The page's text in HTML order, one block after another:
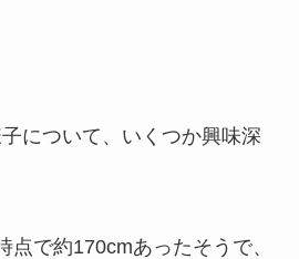
について、いくつか興味深
点で約170cmあったそうで、